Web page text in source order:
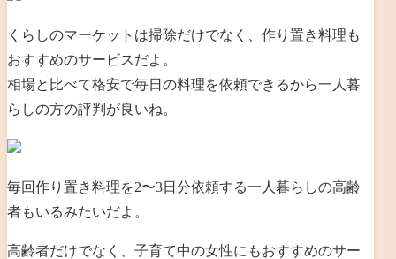
くらしのマーケットは掃除だけでなく、作り置き料理も
おすすめのサービスだよ。
相場と比べて格安で毎日の料理を依頼できるから一人暮
らしの方の評判が良いね。
毎回作り置き料理を2〜3日分依頼する一人暮らしの高齢
者もいるみたいだよ。
高齢者だけでなく、子育て中の女性にもおすすめのサー